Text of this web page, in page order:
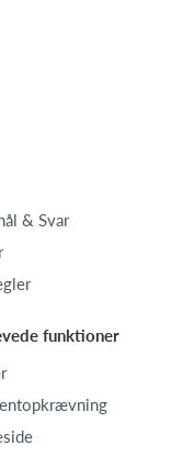
& Svar
funktioner